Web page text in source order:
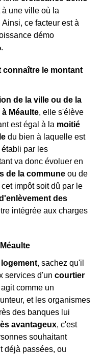
une ville où la
ce facteur est à
démo
.
connaître le montant
de la ville ou de la
à Méaulte, elle s'élève
est égal à la moitié
du bien à laquelle est
établi par les
va donc évoluer en
de la commune ou de
impôt soit dû par le
des
intégrée aux charges
, sachez qu'il
services d'un courtier
comme un
et les organismes
des banques lui
avantageux, c'est
souhaitant
déjà passées, ou